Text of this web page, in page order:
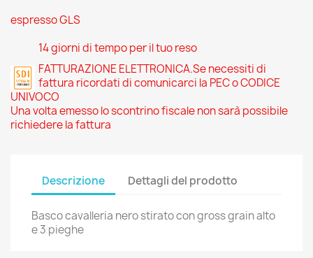
espresso GLS
14 giorni di tempo per il tuo reso
FATTURAZIONE ELETTRONICA.Se necessiti di
fattura ricordati di comunicarci la PEC o CODICE
UNIVOCO
Una volta emesso lo scontrino fiscale non sarà possibile
richiedere la fattura
Descrizione Dettagli del prodotto
Basco cavalleria nero stirato con gross grain alto
e 3 pieghe